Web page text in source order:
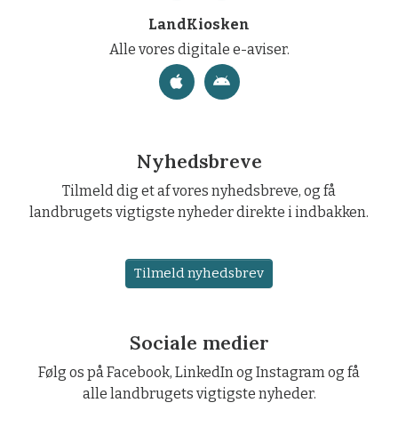
LandKiosken
Alle vores digitale e-aviser.
Nyhedsbreve
Tilmeld dig et af vores nyhedsbreve, og få
landbrugets vigtigste nyheder direkte i indbakken.
Tilmeld nyhedsbrev
Sociale medier
Følg os på Facebook, LinkedIn og Instagram og få
alle landbrugets vigtigste nyheder.